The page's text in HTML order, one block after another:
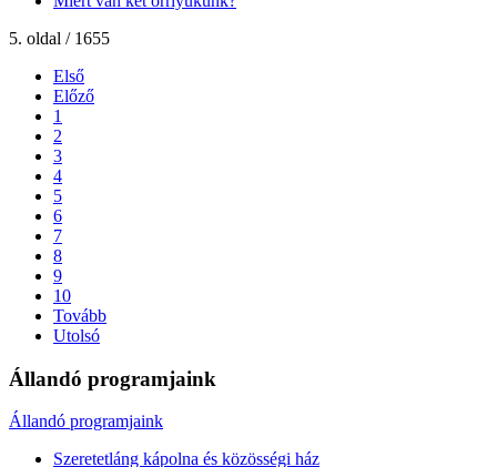
5. oldal / 1655
Első
Előző
1
2
3
4
5
6
7
8
9
10
Tovább
Utolsó
Állandó programjaink
Állandó programjaink
Szeretetláng kápolna és közösségi ház